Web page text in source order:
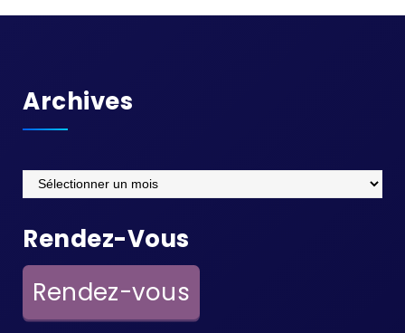
Archives
Archives
Rendez-Vous
Rendez-vous